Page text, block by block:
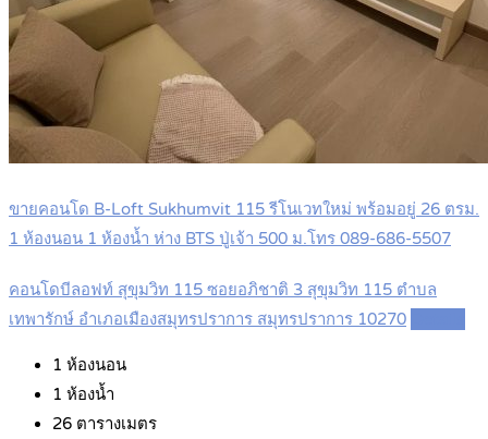
ขายคอนโด B-Loft Sukhumvit 115 รีโนเวทใหม่ พร้อมอยู่ 26 ตรม.
1 ห้องนอน 1 ห้องน้ำ ห่าง BTS ปู่เจ้า 500 ม.โทร 089-686-5507
คอนโดบีลอฟท์ สุขุมวิท 115 ซอยอภิชาติ 3 สุขุมวิท 115 ตำบล
เทพารักษ์ อำเภอเมืองสมุทรปราการ สมุทรปราการ 10270
1 ห้องนอน
1 ห้องน้ำ
26 ตารางเมตร